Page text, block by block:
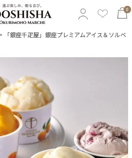
0
「銀座千疋屋」銀座プレミアムアイス＆ソルベ